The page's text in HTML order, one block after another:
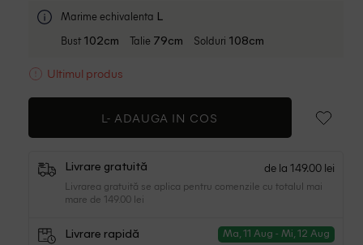
Marime echivalenta L
Bust 102cm Talie 79cm Solduri 108cm
Ultimul produs
L-ADAUGA IN COS
Livrare gratuită de la 149.00 lei
Livrarea gratuită se aplica pentru comenzile cu totalul mai
mare de 149.00 lei
Livrare rapidă Ma, 11 Aug - Mi, 12 Aug